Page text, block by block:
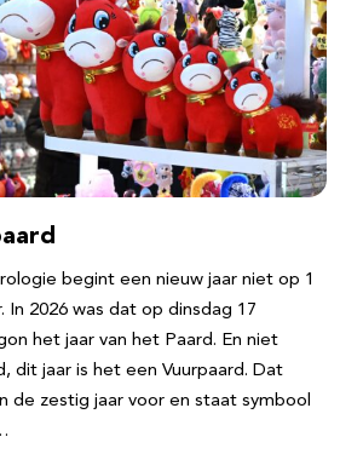
begint een nieuw jaar niet op 1
In 2026 was dat op dinsdag 17
het jaar van het Paard. En niet
dit jaar is het een Vuurpaard. Dat
de zestig jaar voor en staat symbool